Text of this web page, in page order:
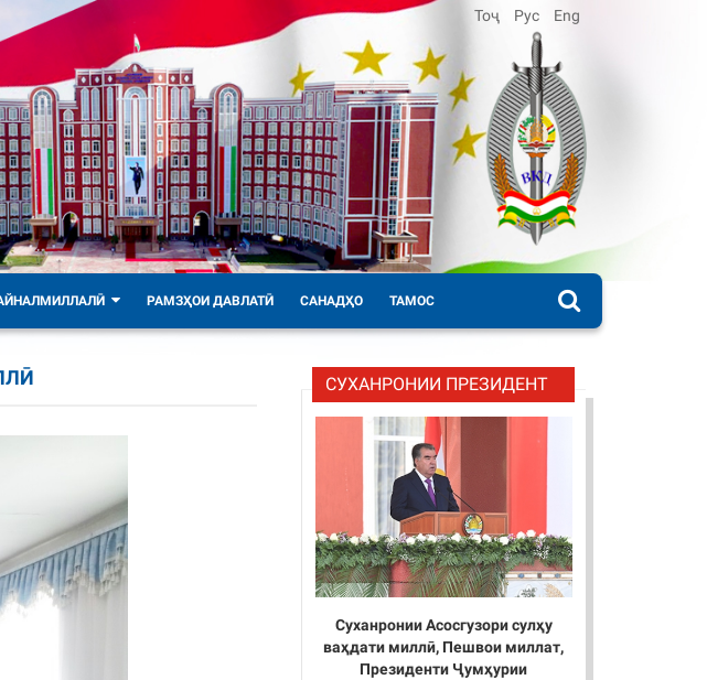
Тоҷ Рус Eng
РАМЗҲОИ ДАВЛАТӢ САНАДҲО ТАМОС
СУХАНРОНИИ ПРЕЗИДЕНТ
Суханронии Асосгузори сулҳу
ваҳдати миллӣ, Пешвои миллат,
Президенти Ҷумҳурии